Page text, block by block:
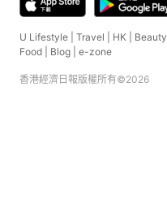
U Lifestyle Travel HK Beauty
Food
Blog e-zone
香港經濟日報版權所有©2026